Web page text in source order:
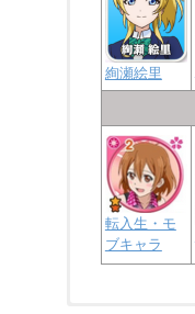
絢瀬絵里
転入生・モ
ブキャラ